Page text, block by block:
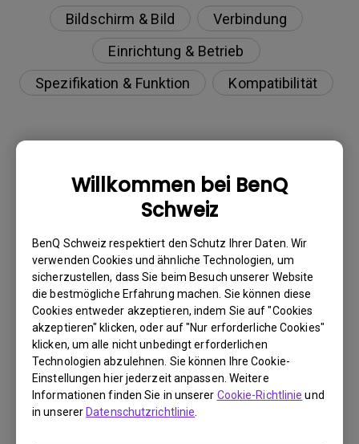
Willkommen bei BenQ
Schweiz
BenQ Schweiz respektiert den Schutz Ihrer Daten. Wir
verwenden Cookies und ähnliche Technologien, um
sicherzustellen, dass Sie beim Besuch unserer Website
die bestmögliche Erfahrung machen. Sie können diese
Cookies entweder akzeptieren, indem Sie auf "Cookies
akzeptieren" klicken, oder auf "Nur erforderliche Cookies"
klicken, um alle nicht unbedingt erforderlichen
Technologien abzulehnen. Sie können Ihre Cookie-
Einstellungen hier jederzeit anpassen. Weitere
Informationen finden Sie in unserer Cookie-Richtlinie und
in unsererDatenschutzrichtlinie
Bildschirm & Bild
Verbindung
Einrichtung & Betrieb
Spezifikation & Funktion
Kompatibilität
Warum kann mein BenQ-Monitor über ein
USB-C(Typ C)-Kabel nicht ordnungsgemäß
angezeigt werden?
Wie kann ich Flimmern auf einem externen
Mac M1/M2-Monitor beheben?
Muss ich den WHQL-Treiber (Windows
Hardware Quality Labs) in Windows für
meinen BenQ-Monitor installieren? Gibt es
eine aktualisierte Version des WHQL-
Treibers?